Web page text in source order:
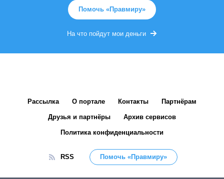
Помочь «Правмиру»
На что пойдут мои деньги
Рассылка О портале Контакты Партнёрам
Друзья и партнёры Архив сервисов
Политика конфиденциальности
RSS Помочь «Правмиру»